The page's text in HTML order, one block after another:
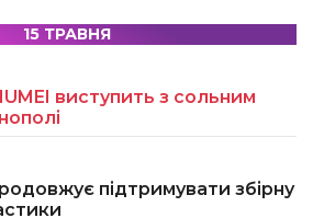
15 ТРАВНЯ
виступить з сольним
підтримувати збірну